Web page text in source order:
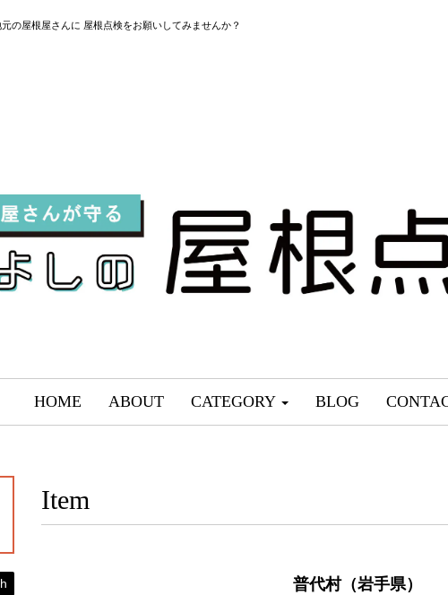
の屋根屋さんに 屋根点検をお願いしてみませんか？
HOME ABOUT CATEGORY BLOG
Item
普代村（岩手県）